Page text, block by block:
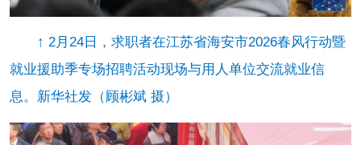
↑ 2月24日，求职者在江苏省海安市2026春风行动暨
就业援助季专场招聘活动现场与用人单位交流就业信
息。新华社发（顾彬斌 摄）